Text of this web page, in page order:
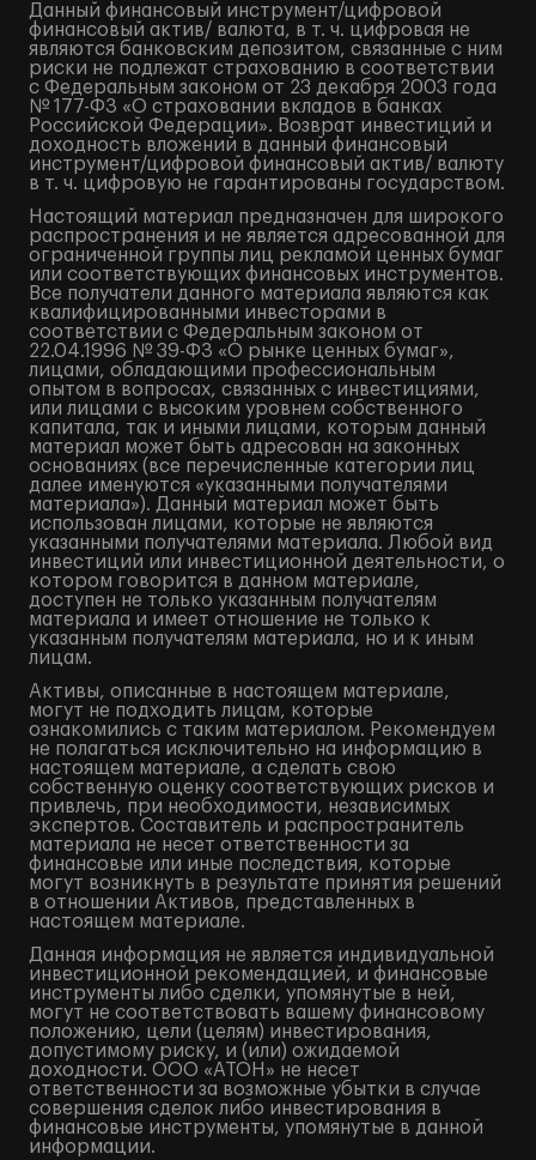
Данный финансовый инструмент/цифровой
финансовый актив/ валюта, в т. ч. цифровая не
являются банковским депозитом, связанные с ним
риски не подлежат страхованию в соответствии
с Федеральным законом от 23 декабря 2003 года
№ 177-ФЗ «О страховании вкладов в банках
Российской Федерации». Возврат инвестиций и
доходность вложений в данный финансовый
инструмент/цифровой финансовый актив/ валюту
в т. ч. цифровую не гарантированы государством.
Настоящий материал предназначен для широкого
распространения и не является адресованной для
ограниченной группы лиц рекламой ценных бумаг
или соответствующих финансовых инструментов.
Все получатели данного материала являются как
квалифицированными инвесторами в
соответствии с Федеральным законом от
22.04.1996 № 39-ФЗ «О рынке ценных бумаг»,
лицами, обладающими профессиональным
опытом в вопросах, связанных с инвестициями,
или лицами с высоким уровнем собственного
капитала, так и иными лицами, которым данный
материал может быть адресован на законных
основаниях (все перечисленные категории лиц
далее именуются «указанными получателями
материала»). Данный материал может быть
использован лицами, которые не являются
указанными получателями материала. Любой вид
инвестиций или инвестиционной деятельности, о
котором говорится в данном материале,
доступен не только указанным получателям
материала и имеет отношение не только к
указанным получателям материала, но и к иным
лицам.
Активы, описанные в настоящем материале,
могут не подходить лицам, которые
ознакомились с таким материалом. Рекомендуем
не полагаться исключительно на информацию в
настоящем материале, а сделать свою
собственную оценку соответствующих рисков и
привлечь, при необходимости, независимых
экспертов. Составитель и распространитель
материала не несет ответственности за
финансовые или иные последствия, которые
могут возникнуть в результате принятия решений
в отношении Активов, представленных в
настоящем материале.
Данная информация не является индивидуальной
инвестиционной рекомендацией, и финансовые
инструменты либо сделки, упомянутые в ней,
могут не соответствовать вашему финансовому
положению, цели (целям) инвестирования,
допустимому риску, и (или) ожидаемой
доходности. ООО «АТОН» не несет
ответственности за возможные убытки в случае
совершения сделок либо инвестирования в
финансовые инструменты, упомянутые в данной
информации.